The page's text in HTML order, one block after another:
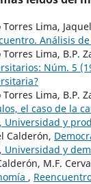
Torres Lima,
Análisis
Torres Lima, B.P.
Núm. 5
Torres Lima, B.P.
el caso de la
Universidad y
Calderón,
Universidad y
M.F.
,